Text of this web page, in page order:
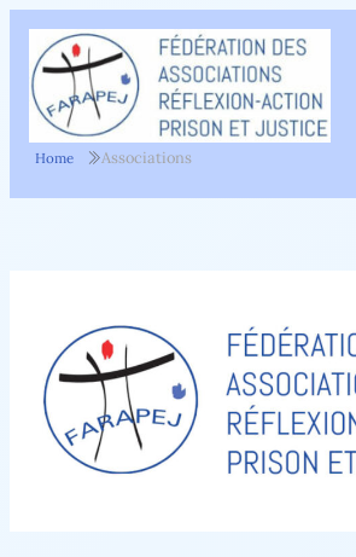
Aller
contenu
Home Associations